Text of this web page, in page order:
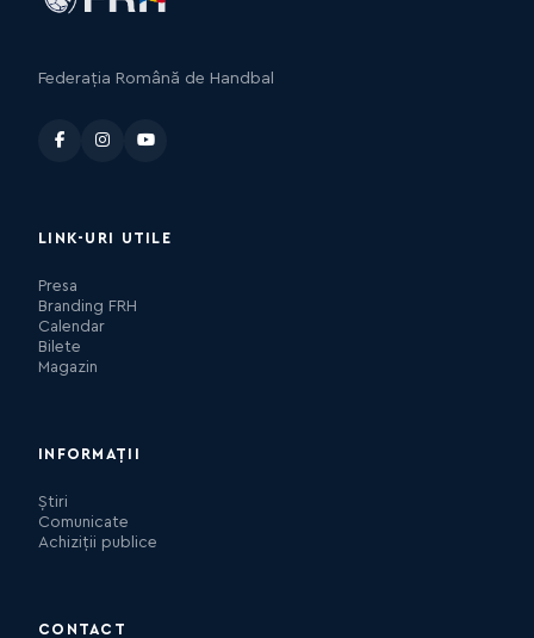
Federația Română de Handbal
LINK-URI UTILE
Presa
Branding FRH
Calendar
Bilete
Magazin
INFORMAȚII
Știri
Comunicate
Achiziții publice
CONTACT